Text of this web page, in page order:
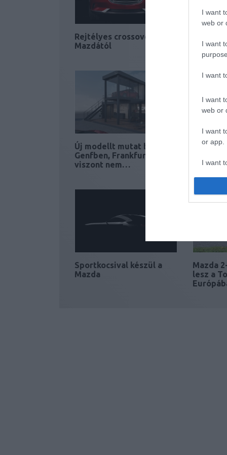
I want
web or
I want
I want
I want
web or
I want
or app.
I want
I want
Rejtélyes crossover a
Mazdától
Új modellt mutat be
Genfben, Frankfurtba
viszont nem…
Jön az
Sportkocsival készül a
Mazda
Mazda
lesz a